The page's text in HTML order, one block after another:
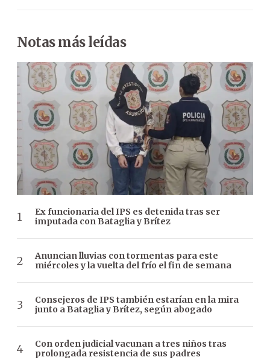
Notas más leídas
Ex funcionaria del IPS es detenida tras ser
imputada con Bataglia y Brítez
Anuncian lluvias con tormentas para este
miércoles y la vuelta del frío el fin de semana
Consejeros de IPS también estarían en la mira
junto a Bataglia y Brítez, según abogado
Con orden judicial vacunan a tres niños tras
prolongada resistencia de sus padres